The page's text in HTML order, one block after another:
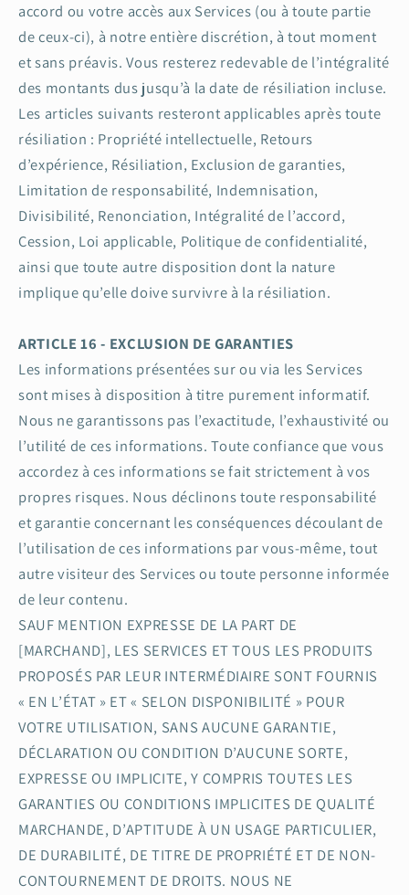
accord ou votre accès aux Services (ou à toute partie
de ceux-ci), à notre entière discrétion, à tout moment
et sans préavis. Vous resterez redevable de l’intégralité
des montants dus jusqu’à la date de résiliation incluse.
Les articles suivants resteront applicables après toute
résiliation : Propriété intellectuelle, Retours
d’expérience, Résiliation, Exclusion de garanties,
Limitation de responsabilité, Indemnisation,
Divisibilité, Renonciation, Intégralité de l’accord,
Cession, Loi applicable, Politique de confidentialité,
ainsi que toute autre disposition dont la nature
implique qu’elle doive survivre à la résiliation.
ARTICLE 16 - EXCLUSION DE GARANTIES
Les informations présentées sur ou via les Services
sont mises à disposition à titre purement informatif.
Nous ne garantissons pas l’exactitude, l’exhaustivité ou
l’utilité de ces informations. Toute confiance que vous
accordez à ces informations se fait strictement à vos
propres risques. Nous déclinons toute responsabilité
et garantie concernant les conséquences découlant de
l’utilisation de ces informations par vous-même, tout
autre visiteur des Services ou toute personne informée
de leur contenu.
SAUF MENTION EXPRESSE DE LA PART DE
[MARCHAND], LES SERVICES ET TOUS LES PRODUITS
PROPOSÉS PAR LEUR INTERMÉDIAIRE SONT FOURNIS
« EN L’ÉTAT » ET « SELON DISPONIBILITÉ » POUR
VOTRE UTILISATION, SANS AUCUNE GARANTIE,
DÉCLARATION OU CONDITION D’AUCUNE SORTE,
EXPRESSE OU IMPLICITE, Y COMPRIS TOUTES LES
GARANTIES OU CONDITIONS IMPLICITES DE QUALITÉ
MARCHANDE, D’APTITUDE À UN USAGE PARTICULIER,
DE DURABILITÉ, DE TITRE DE PROPRIÉTÉ ET DE NON-
CONTOURNEMENT DE DROITS. NOUS NE